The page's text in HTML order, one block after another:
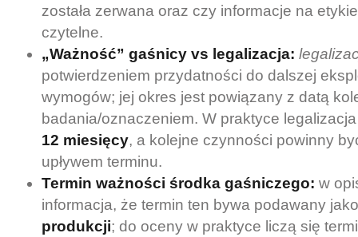
została zerwana oraz czy informacje na
czytelne.
„Ważność” gaśnicy vs legalizacja:
potwierdzeniem przydatności do dalszej
wymogów; jej okres jest powiązany z datą
badania/oznaczeniem. W praktyce
12 miesięcy, a kolejne czynności powinny
upływem terminu.
Termin ważności środka gaśniczego: w
informacja, że termin ten bywa podawany
produkcji; do oceny w praktyce liczą się